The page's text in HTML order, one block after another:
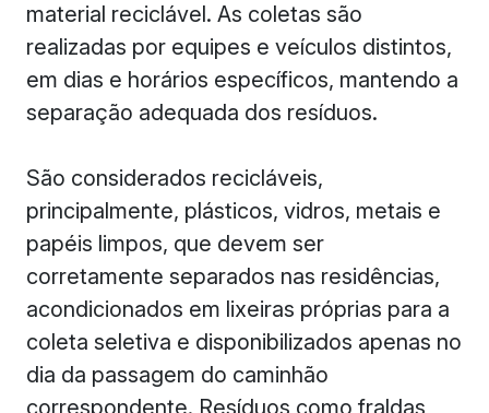
material reciclável. As coletas são
realizadas por equipes e veículos distintos,
em dias e horários específicos, mantendo a
separação adequada dos resíduos.
São considerados recicláveis,
principalmente, plásticos, vidros, metais e
papéis limpos, que devem ser
corretamente separados nas residências,
acondicionados em lixeiras próprias para a
coleta seletiva e disponibilizados apenas no
dia da passagem do caminhão